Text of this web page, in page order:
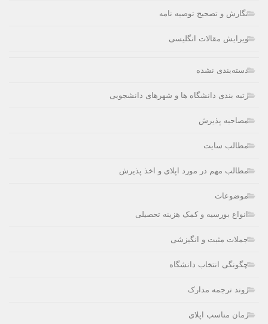
نگارش و تصحیح توصیه نامه
ویرایش مقالات انگلیسی
دسته‌بندی نشده
رتبه بندی دانشگاه ها و شهرهای دانشجویی
مصاحبه پذیرش
مطالب سایت
مطالب مهم در مورد اپلای و اخذ پذیرش
موضوعات
انواع بورسیه و کمک هزینه تحصیلی
جملات مثبت و انگیزشی
چگونگی انتخاب دانشگاه
روند ترجمه مدارک
زمان مناسب اپلای